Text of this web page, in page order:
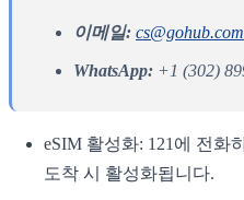
이메일: cs@gohub.com
WhatsApp: +1 (302)
eSIM 활성화: 121에 전화
도착 시 활성화됩니다.